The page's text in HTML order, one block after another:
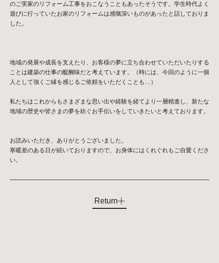
のご実家のリフォーム工事をおこなうこともあったそうです。学生時代よく
遊びに行っていたお家のリフォームは感慨深いものがあったと話しておりま
した。
地域の発展や成長を支えたり、お客様の夢に立ち合わせていただいたりする
ことは建築の仕事の醍醐味だと考えています。（時には、今回のように一個
人として強くご縁を感じるご依頼をいただくことも…）
私たちはこれからもさまざまな思い出や経験を経てより一層精進し、新たな
地域の歴史や皆さまの夢を紡ぐお手伝いをしていきたいと考えております。
お読みいただき、ありがとうございました。
寒暖差のある日が続いておりますので、お身体にはくれぐれもご自愛くださ
い。
Return